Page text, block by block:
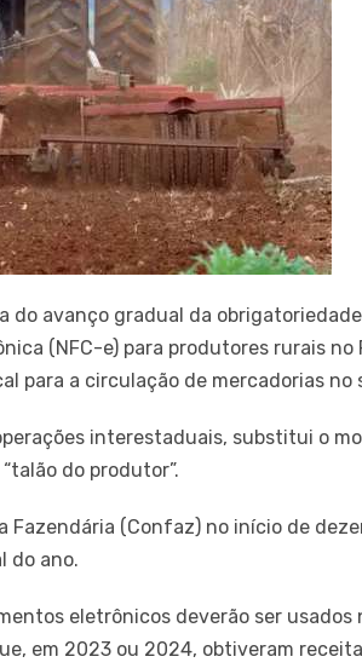
do avanço gradual da
(NFC-e) para produtores rurais no
para a circulação de mercadorias no
interestaduais, substitui o
do produtor”.
Fazendária (Confaz) no início de
do ano.
eletrônicos deverão ser usados
em 2023 ou 2024, obtiveram